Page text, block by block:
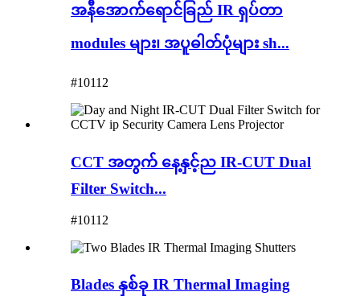
အနီအောက်ရောင်ခြည် IR ရှပ်တာ
modules များ၊ အပူဓါတ်ပုံများ sh...
#10112
CCT အတွက် နေ့နှင့်ည IR-CUT Dual
Filter Switch...
#10112
Blades နှစ်ခု IR Thermal Imaging